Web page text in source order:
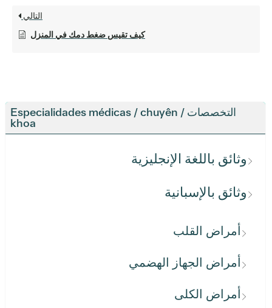
التخصصات / Especialidades médicas / chuyên
khoa
وثائق باللغة الإنجليزية
وثائق بالإسبانية
أمراض القلب
أمراض الجهاز الهضمي
أمراض الكلى
التالي
كيف تقيس ضغط دمك في المنزل